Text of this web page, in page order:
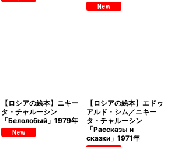
【ロシアの絵本】ニキー
タ・チャルーシン
「Белолобый」1979年
【ロシアの絵本】エドゥ
アルド・シム／ニキー
タ・チャルーシン
「Рассказы и
сказки」1971年